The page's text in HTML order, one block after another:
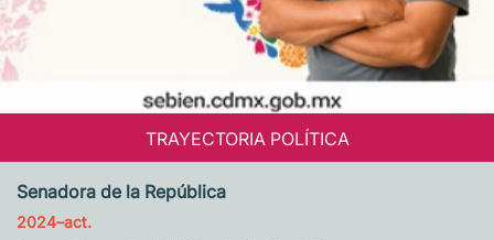
TRAYECTORIA POLÍTICA
Senadora de la República
2024–act.